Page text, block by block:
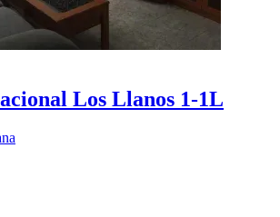
Los Llanos 1-1L